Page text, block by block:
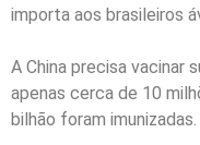
importa aos brasileiros
A China precisa vacinar
apenas cerca de 10
bilhão foram imunizadas.